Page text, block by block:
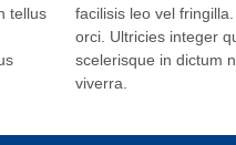
tellus
facilisis leo vel
orci. Ultricies integer
scelerisque in dictum
viverra.